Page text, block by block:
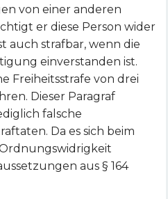
von einer anderen
er diese Person wider
auch strafbar, wenn die
einverstanden ist.
Freiheitsstrafe von drei
Dieser Paragraf
falsche
Da es sich beim
aus § 164